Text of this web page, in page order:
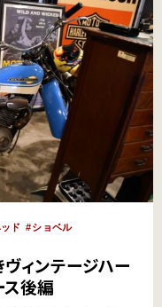
ド
ショベル
ィンテージハー
後編